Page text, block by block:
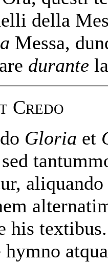
della
Messa,
durante
Credo
Gloria et
aliquando
his
hymno